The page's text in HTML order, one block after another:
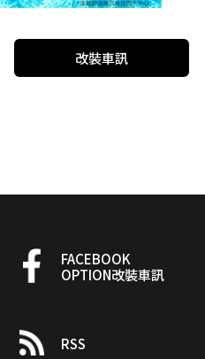
改裝車訊
FACEBOOK
OPTION改裝車訊
RSS